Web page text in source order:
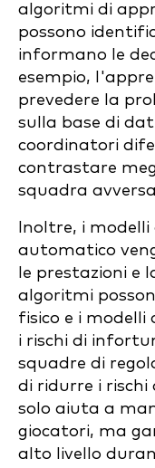
algoritmi di
possono
informano le
esempio,
prevedere la
sulla base di
coordinatori
contrastare
squadra
Inoltre, i
automatico
le prestazioni e
algoritmi
fisico e i modelli
i rischi di
squadre di
di ridurre i
solo aiuta a
giocatori, ma
alto livello